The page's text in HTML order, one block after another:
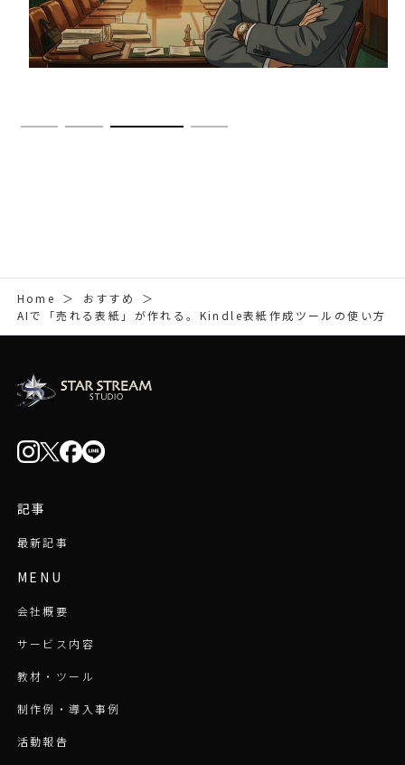
Home ＞ おすすめ
＞
AIで「売れる表紙」が作れる。Kindle表紙作成ツールの使い方
記事
最新記事
MENU
会社概要
サービス内容
教材・ツール
制作例・導入事例
活動報告